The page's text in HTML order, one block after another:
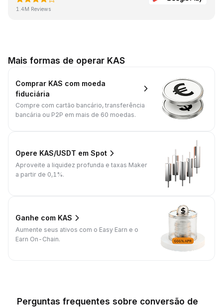
1.4M Reviews
Mais formas de operar KAS
Comprar KAS com moeda
fiduciária
Compre com cartão bancário, transferência
bancária ou P2P em mais de 60 moedas.
Opere KAS/USDT em Spot
Aproveite a liquidez profunda e taxas Maker
a partir de 0,1%.
Ganhe com KAS
Aumente seus ativos com o Easy Earn e o
Earn On-Chain.
Perguntas frequentes sobre conversão de